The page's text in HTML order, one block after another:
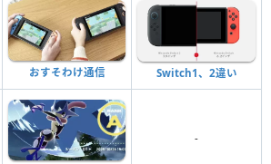
おすそわけ通信 Switch1、2違い
-